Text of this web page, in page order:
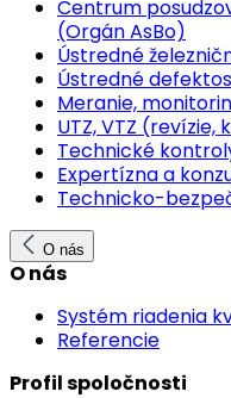
Centrum
(Orgán AsBo)
Ústredné
Ústredné
Meranie,
UTZ, VTZ (revízie,
Technické
Expertízna a
Technicko-
O nás
O nás
Systém riadenia
Referencie
Profil spoločnosti